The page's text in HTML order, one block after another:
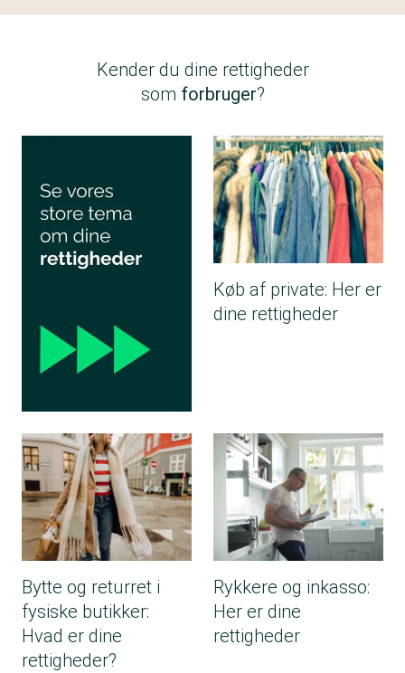
Kender du dine rettigheder
som forbruger?
Køb af private: Her er
dine rettigheder
Bytte og returret i
fysiske butikker:
Hvad er dine
rettigheder?
Rykkere og inkasso:
Her er dine
rettigheder